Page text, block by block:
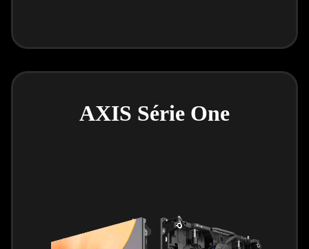
AXIS Série One